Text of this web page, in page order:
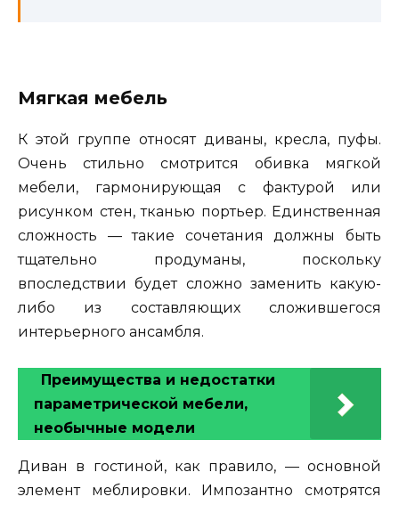
Мягкая мебель
К этой группе относят диваны, кресла, пуфы.
Очень стильно смотрится обивка мягкой
мебели, гармонирующая с фактурой или
рисунком стен, тканью портьер. Единственная
сложность — такие сочетания должны быть
тщательно продуманы, поскольку
впоследствии будет сложно заменить какую-
либо из составляющих сложившегося
интерьерного ансамбля.
Преимущества и недостатки
параметрической мебели,
необычные модели
Диван в гостиной, как правило, — основной
элемент меблировки. Импозантно смотрятся